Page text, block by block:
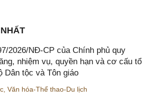
2026/NĐ-CP của Chính phủ quy
nhiệm vụ, quyền hạn và cơ cấu tổ
Dân tộc và Tôn giáo
Văn hóa-Thể thao-Du lịch